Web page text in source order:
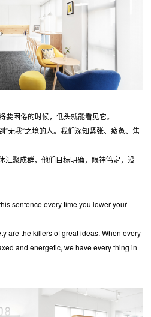
困倦的时候，低头就能看见它。
无我“之境的人。我们深知紧张、疲惫、焦
汇聚成群，他们目标明确，眼神笃定，没
sentence every time you lower your
are the killers of great ideas. When every
and energetic, we have every thing in